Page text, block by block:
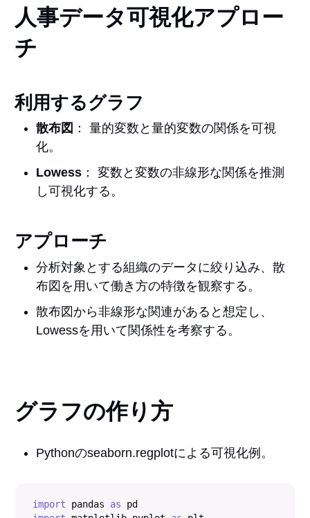
人事データ可視化アプロー
チ
利用するグラフ
散布図 ： 量的変数と量的変数の関係を可視
化。
Lowess ： 変数と変数の非線形な関係を推測
し可視化する。
アプローチ
分析対象とする組織のデータに絞り込み、散
布図を用いて働き方の特徴を観察する。
散布図から非線形な関連があると想定し、
Lowessを用いて関係性を考察する。
グラフの作り方
Pythonのseaborn.regplotによる可視化例。
import pandas as